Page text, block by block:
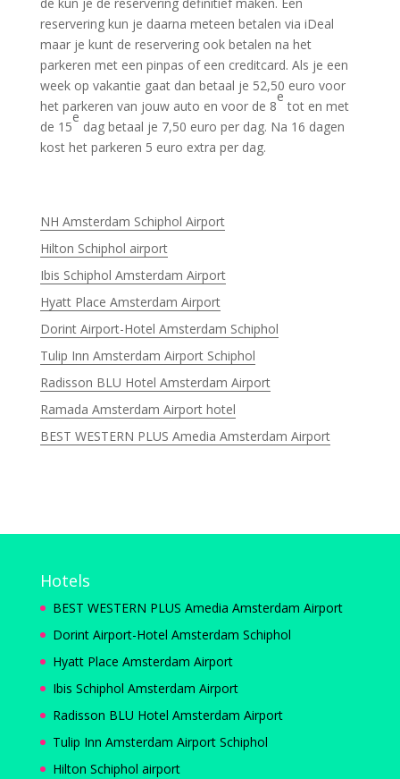
reservering kun je daarna meteen betalen via iDeal
maar je kunt de reservering ook betalen na het
parkeren met een pinpas of een creditcard. Als je een
week op vakantie gaat dan betaal je 52,50 euro voor
het parkeren van jouw auto en voor de 8
e
tot en met
de 15
e
dag betaal je 7,50 euro per dag. Na 16 dagen
kost het parkeren 5 euro extra per dag.
NH Amsterdam Schiphol Airport
Hilton Schiphol airport
Ibis Schiphol Amsterdam Airport
Hyatt Place Amsterdam Airport
Dorint Airport-Hotel Amsterdam Schiphol
Tulip Inn Amsterdam Airport Schiphol
Radisson BLU Hotel Amsterdam Airport
Ramada Amsterdam Airport hotel
BEST WESTERN PLUS Amedia Amsterdam Airport
Hotels
BEST WESTERN PLUS Amedia Amsterdam Airport
Dorint Airport-Hotel Amsterdam Schiphol
Hyatt Place Amsterdam Airport
Ibis Schiphol Amsterdam Airport
Radisson BLU Hotel Amsterdam Airport
Tulip Inn Amsterdam Airport Schiphol
Hilton Schiphol airport